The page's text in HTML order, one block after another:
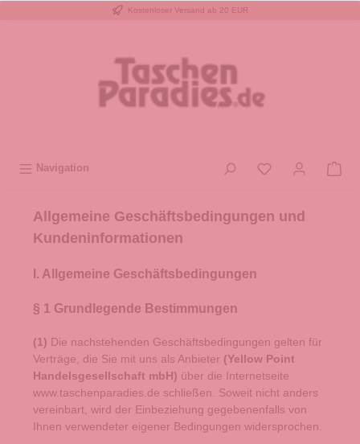
Kostenloser Versand ab 20 EUR
Navigation
Allgemeine Geschäftsbedingungen und
Kundeninformationen
I. Allgemeine Geschäftsbedingungen
§ 1 Grundlegende Bestimmungen
(1) Die nachstehenden Geschäftsbedingungen gelten für
Verträge, die Sie mit uns als Anbieter (Yellow Point
Handelsgesellschaft mbH) über die Internetseite
www.taschenparadies.de schließen. Soweit nicht anders
vereinbart, wird der Einbeziehung gegebenenfalls von
Ihnen verwendeter eigener Bedingungen widersprochen.